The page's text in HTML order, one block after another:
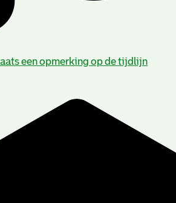
een opmerking op de tijdlijn